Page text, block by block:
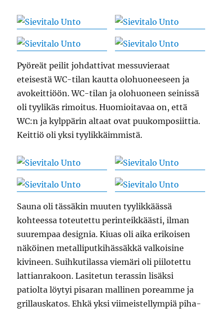
Pyöreät peilit johdattivat messuvieraat
eteisestä WC-tilan kautta olohuoneeseen ja
avokeittiöön. WC-tilan ja olohuoneen seinissä
oli tyylikäs rimoitus. Huomioitavaa on, että
WC:n ja kylppärin altaat ovat puukomposiittia.
Keittiö oli yksi tyylikkäimmistä.
Sauna oli tässäkin muuten tyylikkäässä
kohteessa toteutettu perinteikkäästi, ilman
suurempaa designia. Kiuas oli aika erikoisen
näköinen metalliputkihässäkkä valkoisine
kivineen. Suihkutilassa viemäri oli piilotettu
lattianrakoon. Lasitetun terassin lisäksi
patiolta löytyi pisaran mallinen poreamme ja
grillauskatos. Ehkä yksi viimeistellympiä piha-